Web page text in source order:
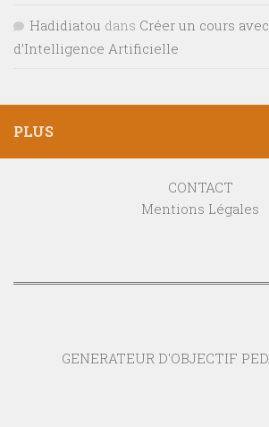
Hadidiatou dans Créer un cours
d’Intelligence Artificielle
PLUS
CONTACT
Mentions Légales
GENERATEUR D'OBJECTIF